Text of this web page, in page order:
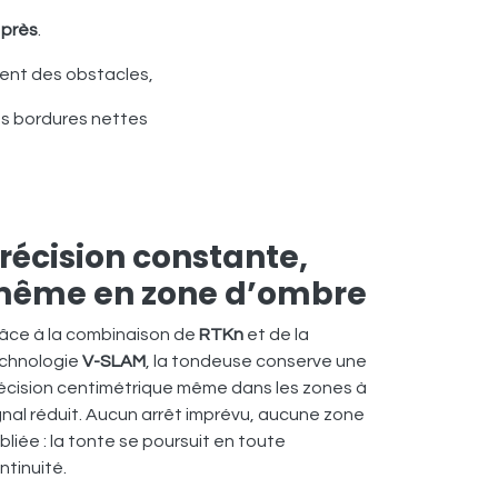
des obstacles,
bordures nettes
constante,
en zone d’ombre
à la combinaison de RTKn et de la
V-SLAM , la tondeuse conserve une
centimétrique même dans les zones à
réduit. Aucun arrêt imprévu, aucune zone
: la tonte se poursuit en toute